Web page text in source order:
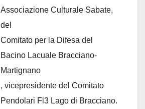
Associazione Culturale Sabate,
del
Comitato per la Difesa del
Bacino Lacuale Bracciano-
Martignano
, vicepresidente del Comitato
Pendolari Fl3 Lago di Bracciano.